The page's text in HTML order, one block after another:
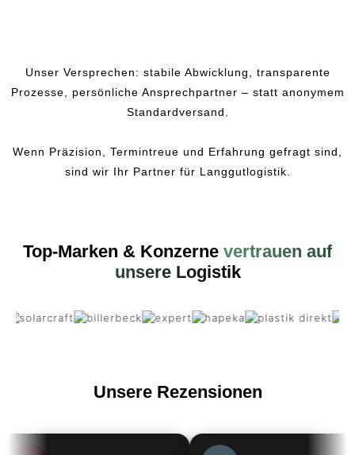
Unser Versprechen: stabile Abwicklung, transparente
Prozesse, persönliche Ansprechpartner – statt anonymem
Standardversand.
Wenn Präzision, Termintreue und Erfahrung gefragt sind,
sind wir Ihr Partner für Langgutlogistik.
Top-Marken & Konzerne vertrauen auf
unsere Logistik
Unsere Rezensionen